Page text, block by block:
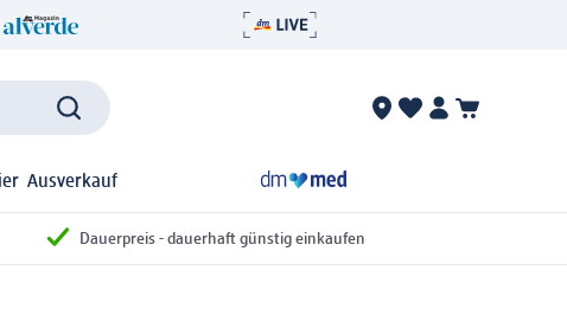
Ausverkauf
Dauerpreis - dauerhaft günstig einkaufen